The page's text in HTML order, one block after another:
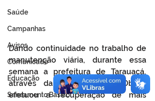
Saúde
Campanhas
Avisos
Comunicado
Educação
Saneamento Básico
Dando continuidade no trabalho de
manutenção viária, durante essa
semana a prefeitura de Tarauacá,
através da Secretaria de Obras,
efetuou a recuperação de mais